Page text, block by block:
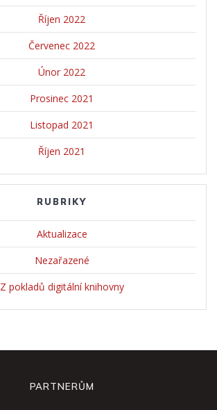
Říjen 2022
Červenec 2022
Únor 2022
Prosinec 2021
Listopad 2021
Říjen 2021
RUBRIKY
Aktualizace
Nezařazené
Z pokladů digitální knihovny
PARTNERŮM